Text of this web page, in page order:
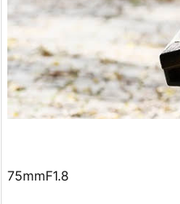
75mmF1.8